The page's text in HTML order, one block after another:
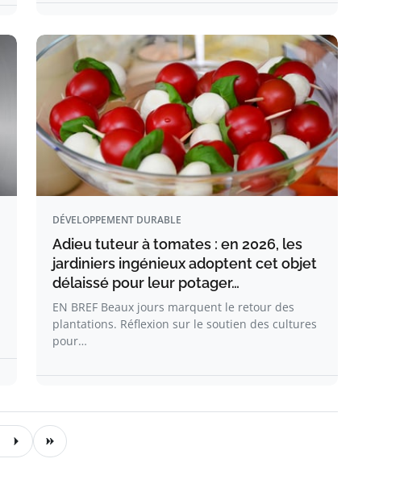
DÉVELOPPEMENT DURABLE
Adieu tuteur à tomates : en 2026, les
jardiniers ingénieux adoptent cet objet
délaissé pour leur potager…
EN BREF Beaux jours marquent le retour des
plantations. Réflexion sur le soutien des cultures
pour…